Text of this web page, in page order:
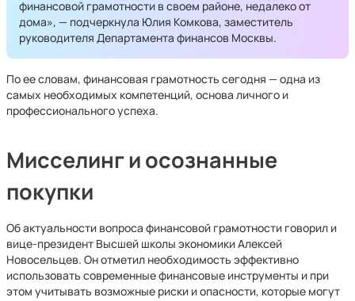
финансовой грамотности в своем районе, недалеко от
дома», — подчеркнула Юлия Комкова, заместитель
руководителя Департамента финансов Москвы.
По ее словам, финансовая грамотность сегодня — одна из
самых необходимых компетенций, основа личного и
профессионального успеха.
Мисселинг и осознанные
покупки
Об актуальности вопроса финансовой грамотности говорил и
вице-президент Высшей школы экономики Алексей
Новосельцев. Он отметил необходимость эффективно
использовать современные финансовые инструменты и при
этом учитывать возможные риски и опасности, которые могут